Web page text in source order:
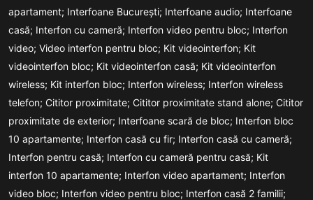
apartament; Interfoane București; Interfoane audio; Interfoane
casă; Interfon cu cameră; Interfon video pentru bloc; Interfon
video; Video interfon pentru bloc; Kit videointerfon; Kit
videointerfon bloc; Kit videointerfon casă; Kit videointerfon
wireless; Kit interfon bloc; Interfon wireless; Interfon wireless
telefon; Cititor proximitate; Cititor proximitate stand alone; Cititor
proximitate de exterior; Interfoane scară de bloc; Interfon bloc
10 apartamente; Interfon casă cu fir; Interfon casă cu cameră;
Interfon pentru casă; Interfon cu cameră pentru casă; Kit
interfon 10 apartamente; Interfon video apartament; Interfon
video bloc; Interfon video pentru bloc; Interfon casă 2 familii;